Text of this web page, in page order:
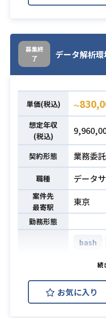
業務内容
頂きます
ータ分
必須スキル
・
用経験
募集終
了
データ解析
単価(税込) 〜
想定年収
(税込)
契約形態 業務委
職種 データ
案件先
最寄駅
東京
勤務形態
bash
AWS
GCP
JP1
お気に入り